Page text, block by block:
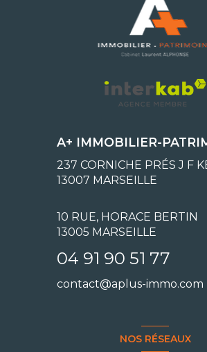
A+ IMMOBILIER-
237 CORNICHE PRÉS J F
13007 MARSEILLE
10 RUE, HORACE BERTIN
13005 MARSEILLE
04 91 90 51 77
contact@aplus-immo.com
NOS RÉSEAUX